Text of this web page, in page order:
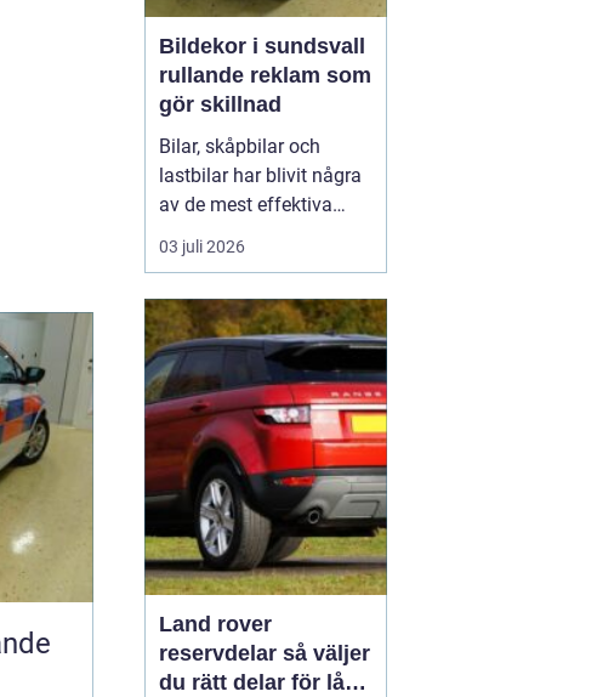
Bildekor i sundsvall
rullande reklam som
gör skillnad
Bilar, skåpbilar och
lastbilar har blivit några
av de mest effektiva
reklampelarna vi har i
vardagen. En
att ett företag syns
överallt där fordonet rör
sig på E4:an, inne i
centrum, på
industriområdet eller
utanför kundens en...
03 juli 2026
Land rover
reservdelar så väljer
du rätt delar för lång